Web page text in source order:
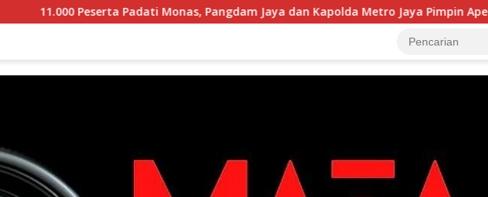
Peserta Padati Monas, Pangdam Jaya dan Kapolda Metro Jaya Pimpin Apel Kebangsaan